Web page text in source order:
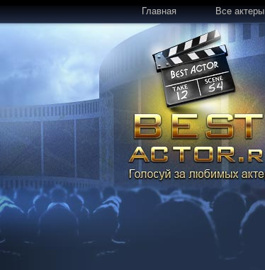
Главная Все актеры